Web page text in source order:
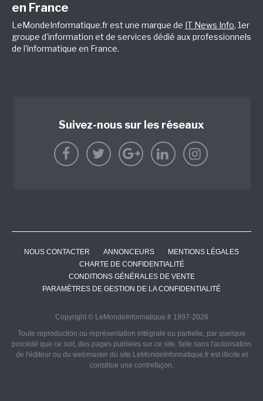
en France
LeMondeInformatique.fr est une marque de IT News Info, 1er
groupe d'information et de services dédié aux professionnels
de l'informatique en France.
Suivez-nous sur les réseaux
NOUS CONTACTER ANNONCEURS
MENTIONS LÉGALES
CHARTE DE CONFIDENTIALITÉ
CONDITIONS GÉNÉRALES DE VENTE
PARAMÈTRES DE GESTION DE LA CONFIDENTIALITÉ
Copyright © LeMondeInformatique.fr 1997-2026
Toute reproduction ou représentation intégrale ou partielle, par quelque
procédé que ce soit, des pages publiées sur ce site, faite sans l'autorisation
de l'éditeur ou du webmaster du site LeMondeInformatique.fr est illicite et
constitue une contrefaçon.